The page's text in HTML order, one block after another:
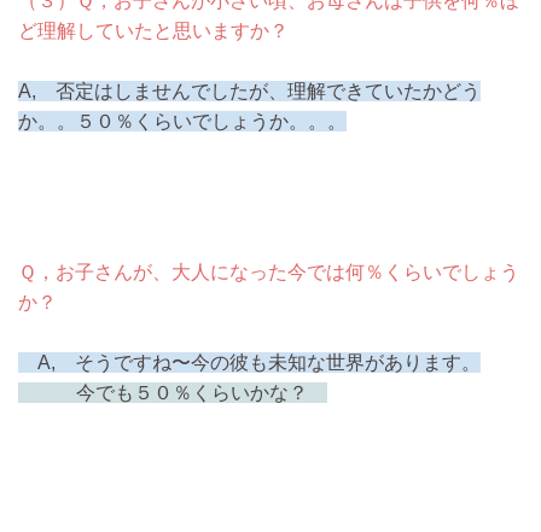
ど理解していたと思いますか？
A, 否定はしませんでしたが、理解できていたかどう
か。。５０％くらいでしょうか。。。
Ｑ，お子さんが、大人になった今では何％くらいでしょう
か？
A, そうですね〜今の彼も未知な世界があります。
今でも５０％くらいかな？